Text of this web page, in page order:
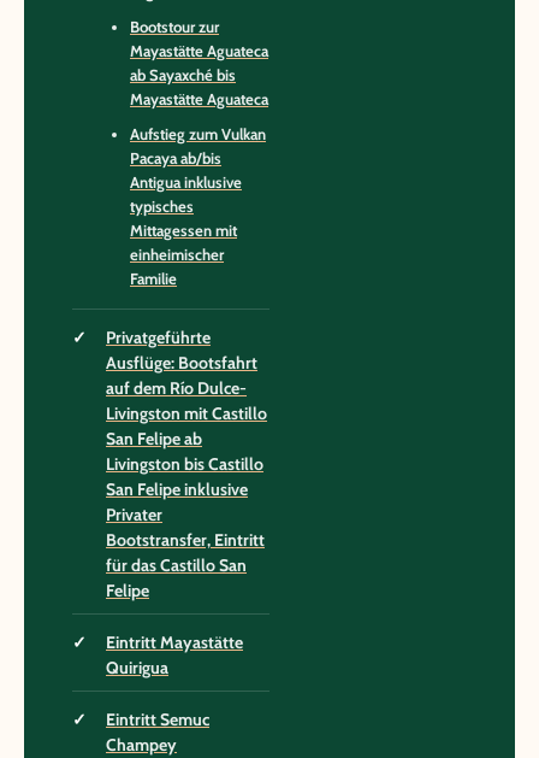
Bootstour zur
Mayastätte Aguateca
ab Sayaxché bis
Mayastätte Aguateca
Aufstieg zum Vulkan
Pacaya ab/bis
Antigua inklusive
typisches
Mittagessen mit
einheimischer
Familie
Privatgeführte
Ausflüge: Bootsfahrt
auf dem Río Dulce-
Livingston mit Castillo
San Felipe ab
Livingston bis Castillo
San Felipe inklusive
Privater
Bootstransfer, Eintritt
für das Castillo San
Felipe
Eintritt Mayastätte
Quirigua
Eintritt Semuc
Champey